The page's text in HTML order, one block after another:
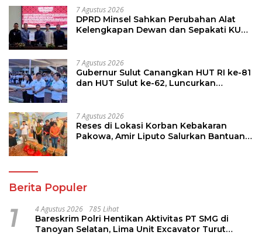
7 Agustus 2026
DPRD Minsel Sahkan Perubahan Alat
Kelengkapan Dewan dan Sepakati KUA-
7 Agustus 2026
Gubernur Sulut Canangkan HUT RI ke-81
dan HUT Sulut ke-62, Luncurkan
7 Agustus 2026
Reses di Lokasi Korban Kebakaran
Pakowa, Amir Liputo Salurkan Bantuan
Berita Populer
1 4 Agustus 2026 785 Lihat
Bareskrim Polri Hentikan Aktivitas PT SMG di
Tanoyan Selatan, Lima Unit Excavator Turut